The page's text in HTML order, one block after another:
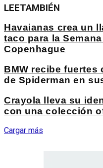
LEETAMBIÉN
Havaianas crea un
taco para la
Copenhague
BMW recibe
de Spiderman en
Crayola lleva su
con una colección
Cargar más